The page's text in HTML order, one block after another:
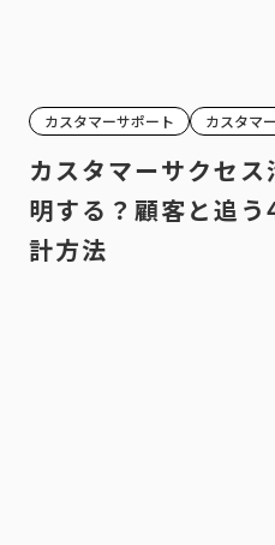
カスタマーサポート カスタマ
カスタマーサクセ
明する？顧客と追
計方法